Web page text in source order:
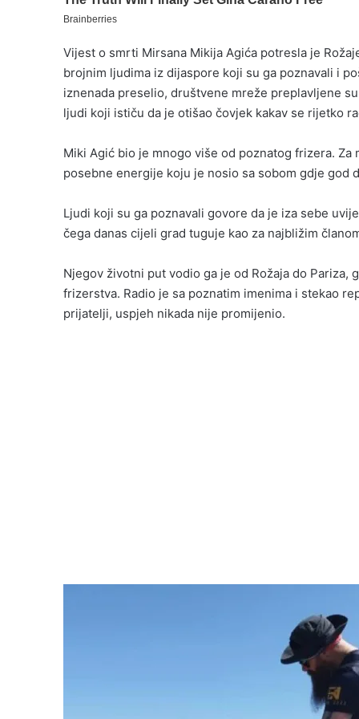
Vijest o smrti Mirsana Mikija Agića potresla je
brojnim ljudima iz dijaspore koji su ga poznavali i
iznenada preselio, društvene mreže preplavljene
ljudi koji ističu da je otišao čovjek kakav se rijetko
Miki Agić bio je mnogo više od poznatog frizera.
posebne energije koju je nosio sa sobom gdje god
Ljudi koji su ga poznavali govore da je iza sebe
čega danas cijeli grad tuguje kao za najbližim
Njegov životni put vodio ga je od Rožaja do
frizerstva. Radio je sa poznatim imenima i stekao
prijatelji, uspjeh nikada nije promijenio.